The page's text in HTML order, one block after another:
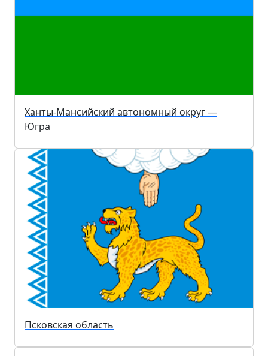
Ханты-Мансийский автономный округ —
Югра
Псковская область